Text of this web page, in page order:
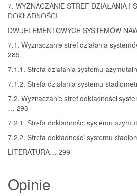
7. WYZNACZANIE STREF DZIAŁANIA I
DOKŁADNOŚCI
DWUELEMENTOWYCH SYSTEMÓW
7.1. Wyznaczanie stref działania
289
7.1.1. Strefa działania systemu
7.1.2. Strefa działania systemu
7.2. Wyznaczanie stref dokładności
… 293
7.2.1. Strefa dokładności systemu
7.2.2. Strefa dokładności systemu
LITERATURA… 299
Opinie